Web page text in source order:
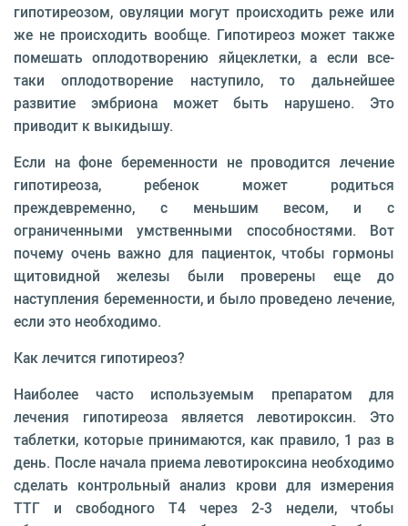
гипотиреозом, овуляции могут происходить реже или
же не происходить вообще. Гипотиреоз может также
помешать оплодотворению яйцеклетки, а если все-
таки оплодотворение наступило, то дальнейшее
развитие эмбриона может быть нарушено. Это
приводит к выкидышу.
Если на фоне беременности не проводится лечение
гипотиреоза, ребенок может родиться
преждевременно, с меньшим весом, и с
ограниченными умственными способностями. Вот
почему очень важно для пациенток, чтобы гормоны
щитовидной железы были проверены еще до
наступления беременности, и было проведено лечение,
если это необходимо.
Как лечится гипотиреоз?
Наиболее часто используемым препаратом для
лечения гипотиреоза является левотироксин. Это
таблетки, которые принимаются, как правило, 1 раз в
день. После начала приема левотироксина необходимо
сделать контрольный анализ крови для измерения
ТТГ и свободного Т4 через 2-3 недели, чтобы